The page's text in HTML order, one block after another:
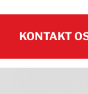
KONTAKT